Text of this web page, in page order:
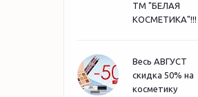
ТМ "БЕЛАЯ
КОСМЕТИКА"!!!
Весь АВГУСТ
скидка 50% на
косметику